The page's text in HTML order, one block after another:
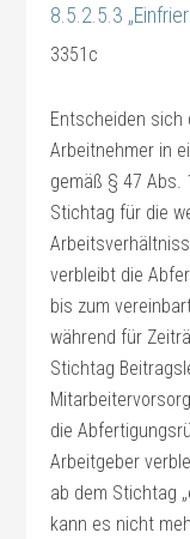
8.5.2.5.3
3351c
Entscheiden sich
Arbeitnehmer in
gemäß § 47 Abs.
Stichtag für die
verbleibt die
bis zum
während für
Stichtag
die
Arbeitgeber
ab dem Stichtag
kann es nicht